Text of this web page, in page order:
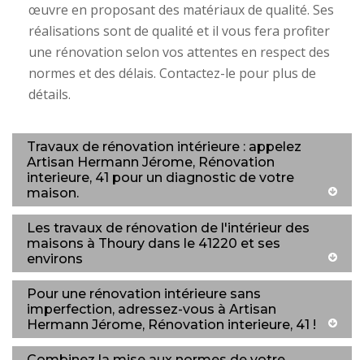
œuvre en proposant des matériaux de qualité. Ses
réalisations sont de qualité et il vous fera profiter
une rénovation selon vos attentes en respect des
normes et des délais. Contactez-le pour plus de
détails.
Travaux de rénovation intérieure : appelez
Artisan Hermann Jérome, Rénovation
interieure, 41 pour un diagnostic de votre
maison.
Les travaux de rénovation de l'intérieur des
maisons à Thoury dans le 41220 et ses
environs
Pour une rénovation intérieure sans
imperfection, adressez-vous à Artisan
Hermann Jérome, Rénovation interieure, 41 !